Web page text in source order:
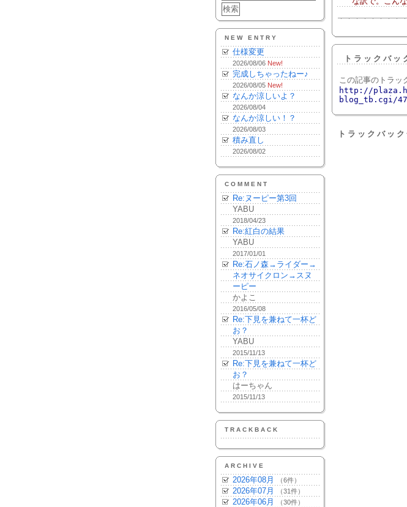
NEW ENTRY
仕様変更
2026/08/06 New!
完成しちゃったねー♪
2026/08/05 New!
なんか涼しいよ？
2026/08/04
なんか涼しい！？
2026/08/03
積み直し
2026/08/02
COMMENT
Re:ヌーピー第3回
YABU
2018/04/23
Re:紅白の結果
YABU
2017/01/01
Re:石ノ森→ライダー→
ネオサイクロン→スヌ
ーピー
かよこ
2016/05/08
Re:下見を兼ねて一杯ど
お？
YABU
2015/11/13
Re:下見を兼ねて一杯ど
お？
はーちゃん
2015/11/13
TRACKBACK
ARCHIVE
2026年08月 （6件）
2026年07月 （31件）
2026年06月 （30件）
トラックバッ
この記事のトラッ
http://
blog_tb.cgi/
トラックバッ